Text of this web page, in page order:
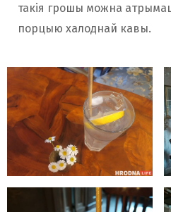
такія грошы можна
порцыю халоднай кавы.